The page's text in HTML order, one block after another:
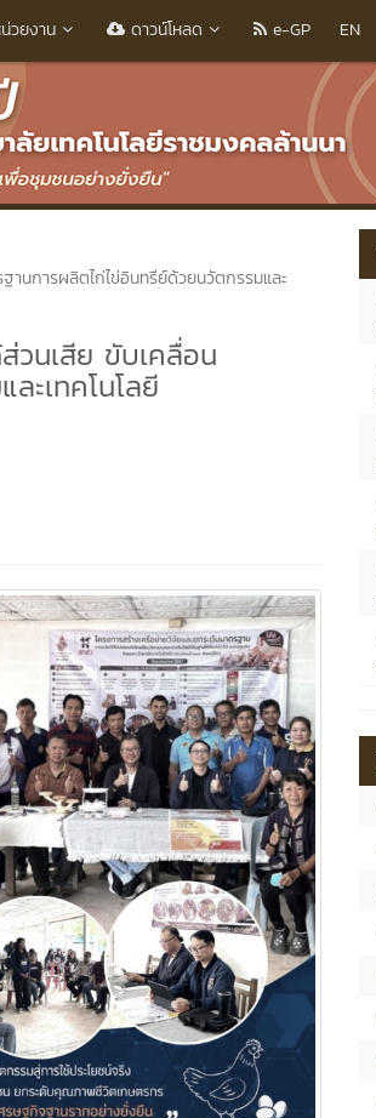
วยงาน ดาวน์โหลด e-GP EN
นการผลิตไก่ไข่อินทรีย์ด้วยนวัตกรรมและ
นเสีย ขับเคลื่อน
ะเทคโนโลยี